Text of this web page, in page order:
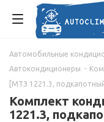
Автомобильные
Автокондиционеры -
[МТЗ 1221.3,
Комплект
1221.3,